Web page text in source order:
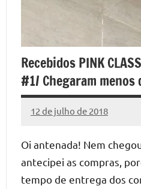
Recebidos PINK
#1/ Chegaram menos
12 de julho de 2018
Cibelle
Nenhum
Oi antenada! Nem
antecipei as compras,
tempo de entrega dos